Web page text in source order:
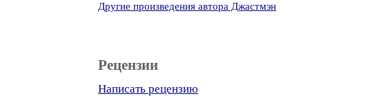
Другие произведения автора Джастмэн
Рецензии
Написать рецензию